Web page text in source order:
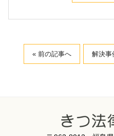
« 前の記事へ 解決事